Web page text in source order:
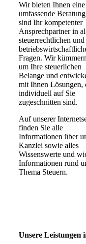
Wir bieten Ihnen eine
umfassende
sind Ihr kompetenter
Ansprechpartner in
steuerrechtlichen und
Fragen. Wir
um Ihre steuerlichen
Belange und
mit Ihnen Lö­sun­gen,
individuell auf Sie
zugeschnitten sind.
Auf unserer
finden Sie alle
Informationen über
Kanzlei sowie alles
Wissenswerte und
Informationen rund
Thema Steuern.
Unsere Leistungen